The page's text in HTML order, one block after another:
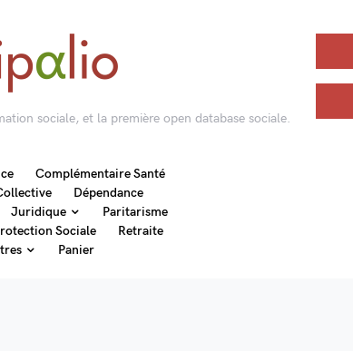
sociale, et la première open database sociale.
Complémentaire Santé
Dépendance
Juridique
Paritarisme
Sociale
Retraite
Panier